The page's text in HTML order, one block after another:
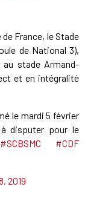
France, le Stade
de National 3),
au stade Armand-
et en intégralité
le mardi 5 février
disputer pour le
#SCBSMC
#CDF
2019